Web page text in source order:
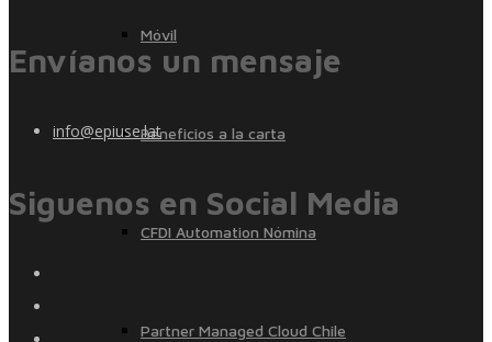
Móvil
Beneficios a la carta
CFDI Automation Nómina
Partner Managed Cloud Chile
Envíanos un mensaje
info@epiuse.lat
Siguenos en Social Media